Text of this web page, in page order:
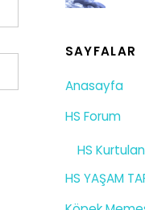
SAYFALAR
Anasayfa
HS Forum
HS
HS YAŞAM